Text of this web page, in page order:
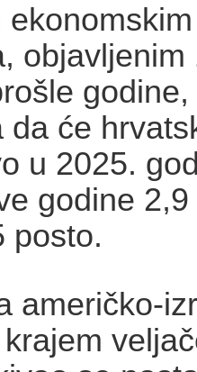
objavljenim
da će
u 2025.
godine
posto.
američko-